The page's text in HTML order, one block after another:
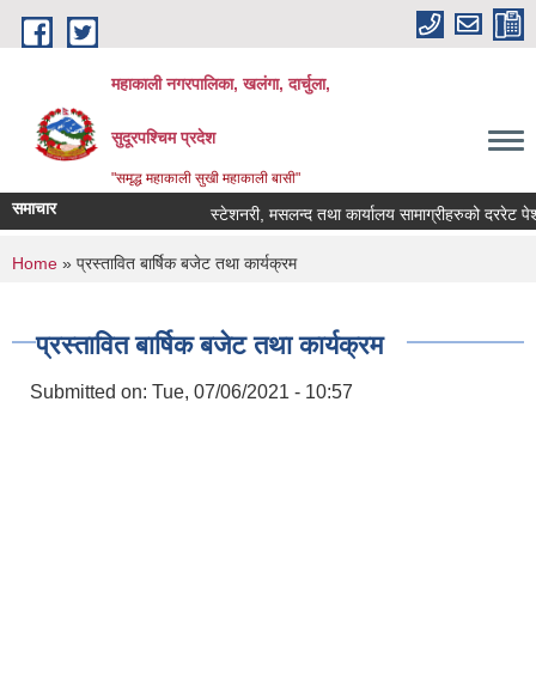
Skip to main content
महाकाली नगरपालिका, खलंगा, दार्चुला,
सुदूरपश्चिम प्रदेश
"समृद्ध महाकाली सुखी महाकाली बासी"
समाचार स्टेशनरी, मसलन्द तथा कार्यालय सामाग्रीहरुको दररेट पेश
You are here
Home » प्रस्तावित बार्षिक बजेट तथा कार्यक्रम
प्रस्तावित बार्षिक बजेट तथा कार्यक्रम
Submitted on: Tue, 07/06/2021 - 10:57